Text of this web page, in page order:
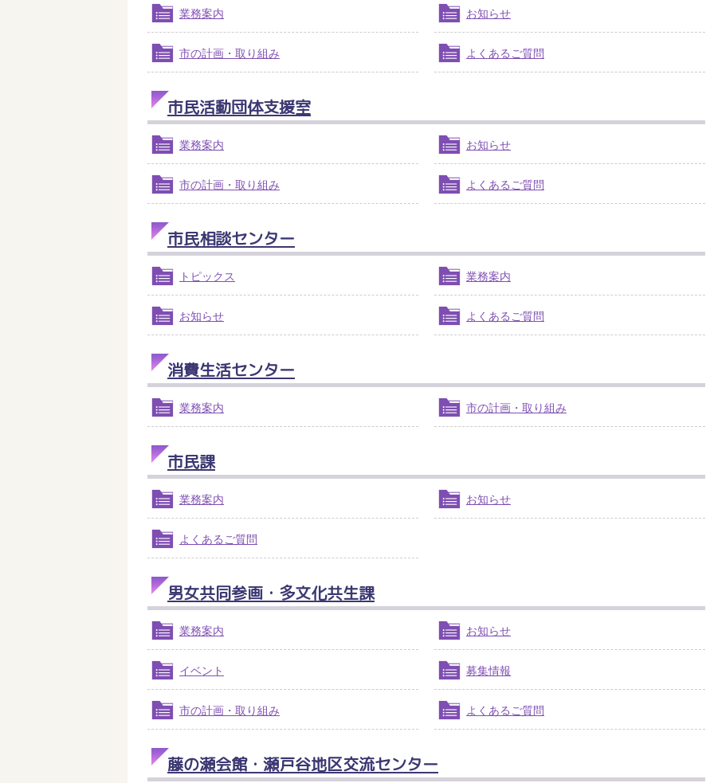
業務案内 お知らせ
市の計画・取り組み よくあるご質問
市民活動団体支援室
業務案内 お知らせ
市の計画・取り組み よくあるご質問
市民相談センター
トピックス 業務案内
お知らせ よくあるご質問
消費生活センター
業務案内 市の計画・取り組み
市民課
業務案内 お知らせ
よくあるご質問
男女共同参画・多文化共生課
業務案内 お知らせ
イベント 募集情報
市の計画・取り組み よくあるご質問
藤の瀬会館・瀬戸谷地区交流センター